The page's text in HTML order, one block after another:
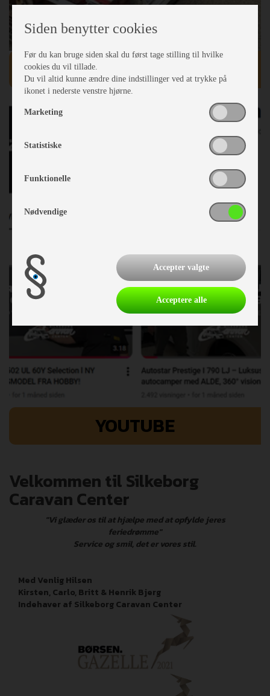
Webshop
YOUTUBE
Velkommen til Silkeborg
Caravan Center
"Vi glæder os til at hjælpe med at opfylde jeres
feriedrømme"
Service og smil, det er vores stil.
Med Venlig Hilsen
Kirsten, Carlo, Britt & Henrik Bjerg
Indehaver af Silkeborg Caravan Center
Siden benytter cookies
Før du kan bruge siden skal du først tage stilling til hvilke
cookies du vil tillade.
Du vil altid kunne ændre dine indstillinger ved at trykke på
ikonet i nederste venstre hjørne.
Marketing
Statistiske
Funktionelle
Nødvendige
Accepter valgte
Acceptere alle